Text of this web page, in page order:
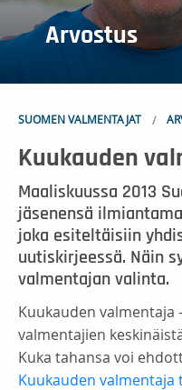
Arvostus
SUOMEN VALMENTAJAT
Kuukauden
Maaliskuussa 2013
jäsenensä
joka esiteltäisiin
uutiskirjeessä. Näin
valmentajan valinta.
Kuukauden
valmentajien
Kuka tahansa voi
Kuukauden valmentaja